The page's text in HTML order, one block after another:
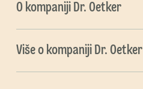
O kompaniji Dr. Oetker
Više o kompaniji Dr. Oetker